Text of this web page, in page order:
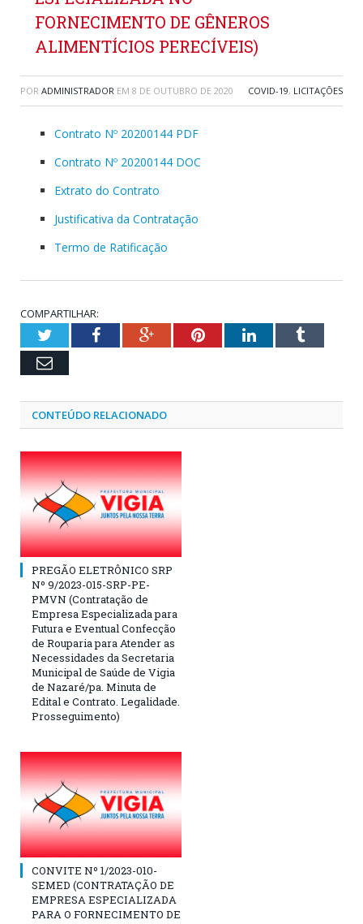
FORNECIMENTO DE GÊNEROS
ALIMENTÍCIOS PERECÍVEIS)
POR ADMINISTRADOR EM 8 DE OUTUBRO DE 2020 COVID-19, LICITAÇÕES
Contrato Nº 20200144 PDF
Contrato Nº 20200144 DOC
Extrato do Contrato
Justificativa da Contratação
Termo de Ratificação
COMPARTILHAR:
TwitterFacebookGoogle+PinterestLinkedInTumblr
Email
CONTEÚDO RELACIONADO
PREGÃO ELETRÔNICO SRP
Nº 9/2023-015-SRP-PE-
PMVN (Contratação de
Empresa Especializada para
Futura e Eventual Confecção
de Rouparia para Atender as
Necessidades da Secretaria
Municipal de Saúde de Vigia
de Nazaré/pa. Minuta de
Edital e Contrato. Legalidade.
Prosseguimento)
CONVITE Nº 1/2023-010-
SEMED (CONTRATAÇÃO DE
EMPRESA ESPECIALIZADA
PARA O FORNECIMENTO DE